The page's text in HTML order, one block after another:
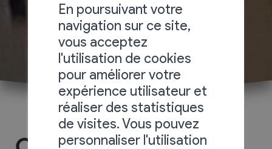
En poursuivant votre
navigation sur ce site,
vous acceptez
l'utilisation de cookies
pour améliorer votre
expérience utilisateur et
réaliser des statistiques
de visites. Vous pouvez
personnaliser l'utilisation